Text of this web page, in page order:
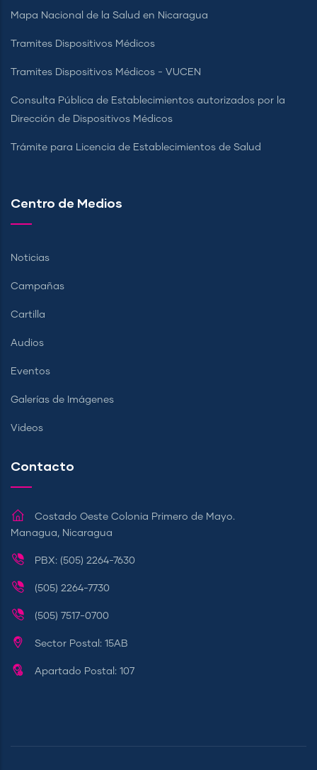
Mapa Nacional de la Salud en Nicaragua
Tramites Dispositivos Médicos
Tramites Dispositivos Médicos - VUCEN
Consulta Pública de Establecimientos autorizados por la
Dirección de Dispositivos Médicos
Trámite para Licencia de Establecimientos de Salud
Centro de Medios
Noticias
Campañas
Cartilla
Audios
Eventos
Galerías de Imágenes
Videos
Contacto
Costado Oeste Colonia Primero de Mayo.
Managua, Nicaragua
PBX: (505) 2264-7630
(505) 2264-7730
(505) 7517-0700
Sector Postal: 15AB
Apartado Postal: 107